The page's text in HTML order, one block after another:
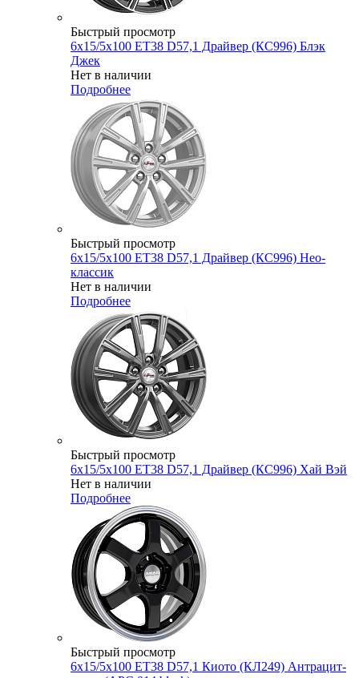
Быстрый просмотр
6x15/5x100 ET38 D57,1 Драйвер (КС996) Блэк
Джек
Нет в наличии
Подробнее
Быстрый просмотр
6x15/5x100 ET38 D57,1 Драйвер (КС996) Нео-
классик
Нет в наличии
Подробнее
Быстрый просмотр
6x15/5x100 ET38 D57,1 Драйвер (КС996) Хай Вэй
Нет в наличии
Подробнее
Быстрый просмотр
6x15/5x100 ET38 D57,1 Киото (КЛ249) Антрацит-